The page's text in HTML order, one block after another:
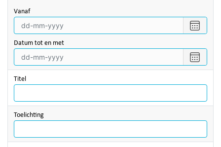
vanaf
een
vanaf
Datum tot en met
een
tot
met
Titel
Toelichting